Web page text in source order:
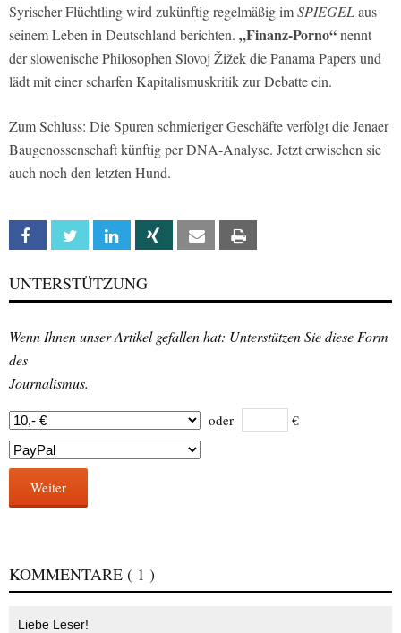
Syrischer Flüchtling wird zukünftig regelmäßig imSPIEGELaus
seinem Leben in Deutschland berichten. „Finanz-Porno“nennt
der slowenische Philosophen Slovoj Žižek die Panama Papers und
lädt mit einer scharfen Kapitalismuskritik zur Debatte ein.
Zum Schluss: Die Spuren schmieriger Geschäfte verfolgt die Jenaer
Baugenossenschaft künftig per DNA-Analyse. Jetzt erwischen sie
auch noch den letzten Hund.
Facebook Twitter Linkedin Xing Email
UNTERSTÜTZUNG
Wenn Ihnen unser Artikel gefallen hat: Unterstützen Sie diese Form
des
Journalismus.
oder €
Weiter
KOMMENTARE ( 1 )
Liebe Leser!